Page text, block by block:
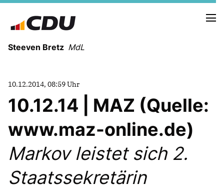
Steeven Bretz MdL
VITA
WAHLKREISBESUCHE
PRESSEFOTOS
MEIN BÜRGERBÜRO
10.12.2014, 08:59 Uhr
10.12.14 | MAZ (Quelle:
www.maz-online.de)
Markov leistet sich 2.
Staatssekretärin